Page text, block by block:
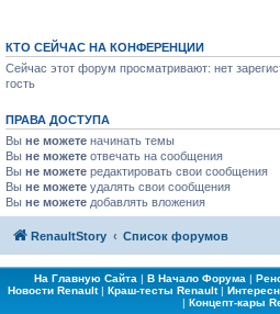
КТО СЕЙЧАС НА КОНФЕРЕНЦИИ
Сейчас этот форум просматривают: нет
гость
ПРАВА ДОСТУПА
Вы не можете начинать темы
Вы не можете отвечать на сообщения
Вы не можете редактировать свои сообщения
Вы не можете удалять свои сообщения
Вы не можете добавлять вложения
RenaultStory Список форумов
На Главную Сайта | В Начало Форума |
Новости Renault| Краш-тесты Renault|
| Концепт-кары